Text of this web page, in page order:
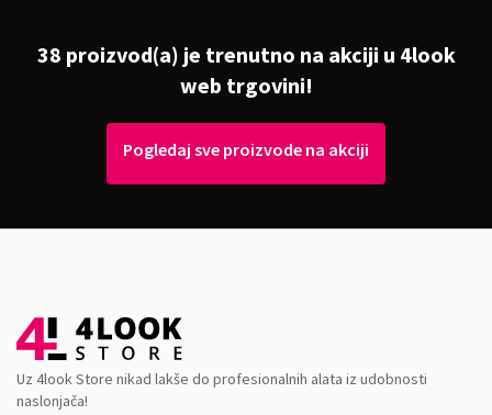
38 proizvod(a) je trenutno na akciji u 4look
web trgovini!
Pogledaj sve proizvode na akciji
Uz 4look Store nikad lakše do profesionalnih alata iz udobnosti
naslonjača!